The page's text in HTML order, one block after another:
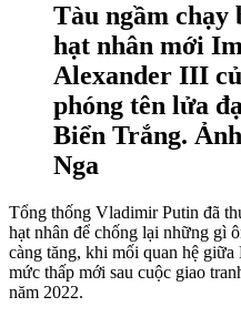
Tàu ​​ngầm chạy
hạt nhân mới
Alexander III
phóng tên lửa
Biển Trắng.
Nga
Tổng thống Vladimir Putin đã
hạt nhân để chống lại những gì
càng tăng, khi mối quan hệ
mức thấp mới sau cuộc giao
năm 2022.